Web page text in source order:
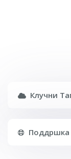
Клучни
Поддршка